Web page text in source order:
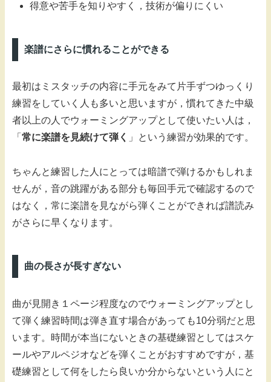
得意や苦手を知りやすく，技術が偏りにくい
楽譜にさらに慣れることができる
最初はミスタッチの内容に手元をみて片手ずつゆっくり
練習をしていく人も多いと思いますが，慣れてきた中級
者以上の人でウォーミングアップとして使いたい人は，
「 常に楽譜を見続けて弾く 」という練習が効果的です。
ちゃんと練習した人にとっては暗譜で弾けるかもしれま
せんが，音の跳躍がある部分も毎回手元で確認するので
はなく，常に楽譜を見ながら弾くことができれば譜読み
がさらに早くなります。
曲の長さが長すぎない
曲が見開き１ページ程度なのでウォーミングアップとし
て弾く練習時間は弾き直す場合があっても10分弱だと思
います。時間が本当にないときの基礎練習としてはスケ
ールやアルペジオなどを弾くことがおすすめですが，基
礎練習として何をしたら良いか分からないという人にと